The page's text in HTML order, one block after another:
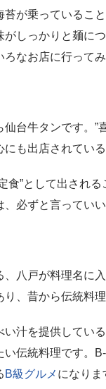
苔が乗っているこ
がしっかりと麺に
なお店に行って
台牛タンです。”
も出店されている
食”として出され
必ずと言ってい
、八戸が料理名に
、昔から伝統料
い汁を提供してい
い伝統料理です。
B級グルメ になりま